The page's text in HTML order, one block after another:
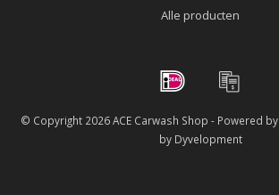
Alle producten
© Copyright 2026 ACE Carwash Shop - Powered by
by Dyvelopment